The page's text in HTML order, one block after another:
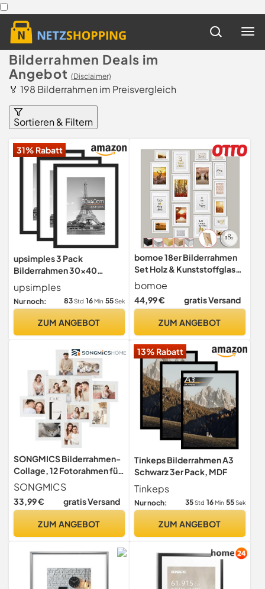
Bilderrahmen Deals im
Angebot (Disclaimer)
🏅 198 Bilderrahmen im Preisvergleich
Sortieren & Filtern
31% Rabatt
upsimples 3 Pack
Bilderrahmen 30x40
Schwarz, Wandbilder
Rahmen für Fotos
upsimples
Nur noch: 83 Std 16 Min 54Sek
ZUM ANGEBOT
bomoe 18er Bilderrahmen
Set Holz & Kunststoffglas
Holzbilderrahmen
Fotowand
bomoe
44,99 € gratis Versand
ZUM ANGEBOT
SONGMICS Bilderrahmen-
Collage, 12 Fotorahmen für
10 x 15 cm Bilder
SONGMICS
33,99 € gratis Versand
ZUM ANGEBOT
13% Rabatt
Tinkeps Bilderrahmen A3
Schwarz 3er Pack, MDF
Tinkeps
Nur noch: 35 Std 16 Min 54Sek
ZUM ANGEBOT